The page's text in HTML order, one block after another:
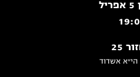
25
הי״א אשדוד